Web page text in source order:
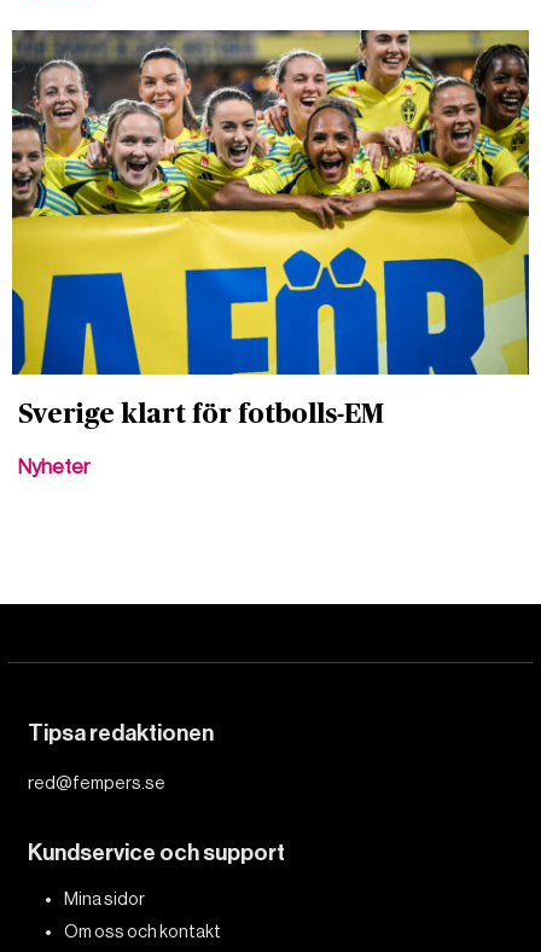
Sverige klart för fotbolls-EM
Nyheter
Tipsa redaktionen
red@fempers.se
Kundservice och support
Mina sidor
Om oss och kontakt